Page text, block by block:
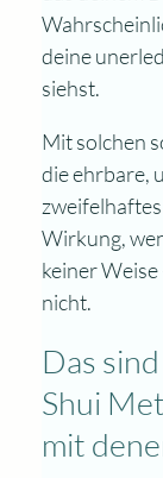
deine
siehst.
Mit solchen
die ehrbare,
Wirkung,
keiner
nicht.
Das
Shui
mit